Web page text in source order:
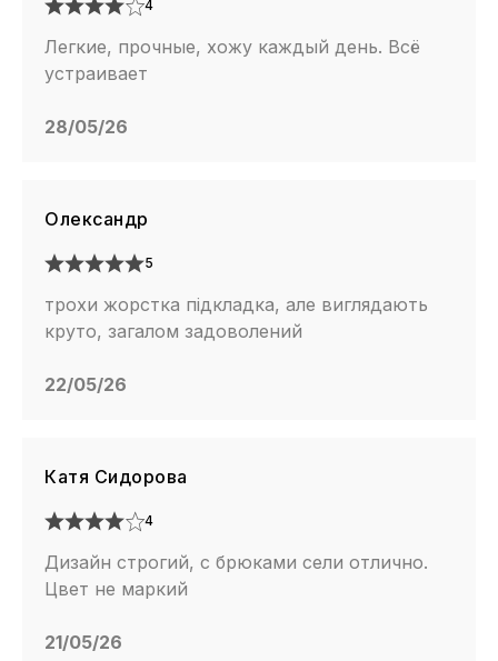
4
Легкие, прочные, хожу каждый день. Всё
устраивает
28/05/26
Олександр
5
трохи жорстка підкладка, але виглядають
круто, загалом задоволений
22/05/26
Катя Сидорова
4
Дизайн строгий, с брюками сели отлично.
Цвет не маркий
21/05/26